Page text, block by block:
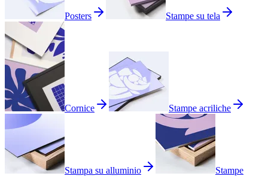
Posters Stampe su tela
Cornice Stampe acriliche
Stampa su alluminio Stampe